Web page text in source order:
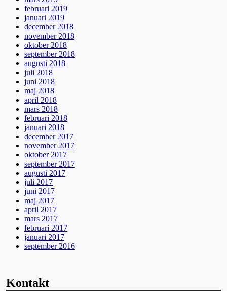
februari 2019
januari 2019
december 2018
november 2018
oktober 2018
september 2018
augusti 2018
juli 2018
juni 2018
maj 2018
april 2018
mars 2018
februari 2018
januari 2018
december 2017
november 2017
oktober 2017
september 2017
augusti 2017
juli 2017
juni 2017
maj 2017
april 2017
mars 2017
februari 2017
januari 2017
september 2016
Kontakt